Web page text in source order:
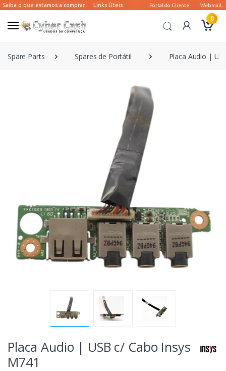
0
Spare Parts Spares de Portátil Placa Audio |
Placa Audio | USB c/ Cabo Insys
M741